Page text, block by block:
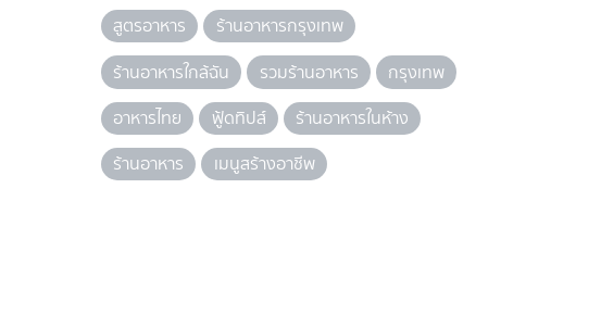
สูตรอาหาร
ร้านอาหารกรุงเทพ
ร้านอาหารใกล้ฉัน
รวมร้านอาหาร
กรุงเทพ
อาหารไทย
ฟู้ดทิปส์
ร้านอาหารในห้าง
ร้านอาหาร
เมนูสร้างอาชีพ